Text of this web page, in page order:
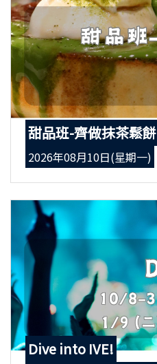
甜品班-齊做抹茶鬆餅
2026年08月10日(星期一)
Dive into IVE!